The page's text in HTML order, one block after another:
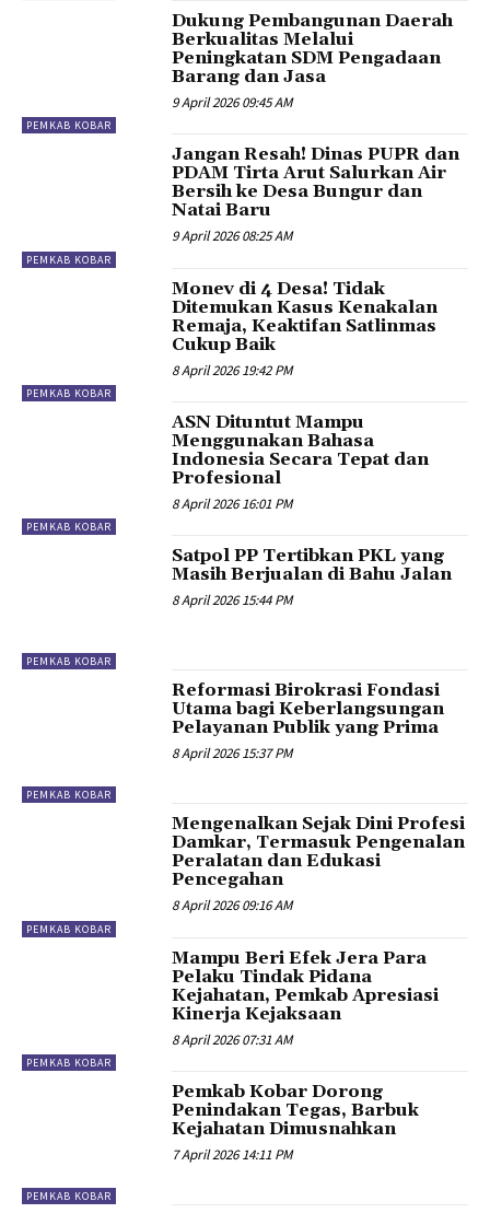
PEMKAB KOBAR
Dukung Pembangunan Daerah
Berkualitas Melalui
Peningkatan SDM Pengadaan
Barang dan Jasa
9 April 2026 09:45 AM
PEMKAB KOBAR
Jangan Resah! Dinas PUPR dan
PDAM Tirta Arut Salurkan Air
Bersih ke Desa Bungur dan
Natai Baru
9 April 2026 08:25 AM
PEMKAB KOBAR
Monev di 4 Desa! Tidak
Ditemukan Kasus Kenakalan
Remaja, Keaktifan Satlinmas
Cukup Baik
8 April 2026 19:42 PM
PEMKAB KOBAR
ASN Dituntut Mampu
Menggunakan Bahasa
Indonesia Secara Tepat dan
Profesional
8 April 2026 16:01 PM
PEMKAB KOBAR
Satpol PP Tertibkan PKL yang
Masih Berjualan di Bahu Jalan
8 April 2026 15:44 PM
PEMKAB KOBAR
Reformasi Birokrasi Fondasi
Utama bagi Keberlangsungan
Pelayanan Publik yang Prima
8 April 2026 15:37 PM
PEMKAB KOBAR
Mengenalkan Sejak Dini Profesi
Damkar, Termasuk Pengenalan
Peralatan dan Edukasi
Pencegahan
8 April 2026 09:16 AM
PEMKAB KOBAR
Mampu Beri Efek Jera Para
Pelaku Tindak Pidana
Kejahatan, Pemkab Apresiasi
Kinerja Kejaksaan
8 April 2026 07:31 AM
PEMKAB KOBAR
Pemkab Kobar Dorong
Penindakan Tegas, Barbuk
Kejahatan Dimusnahkan
7 April 2026 14:11 PM